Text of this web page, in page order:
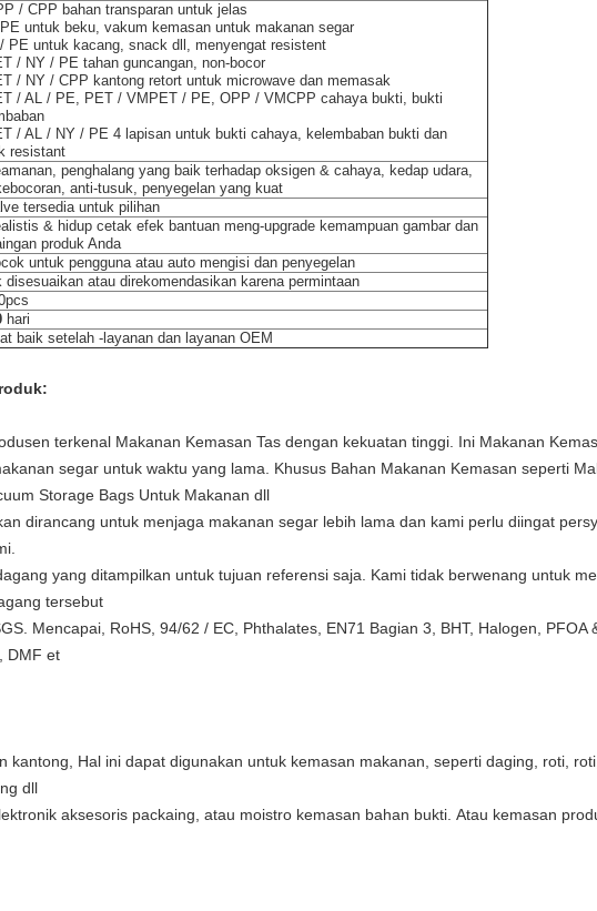
/ CPP bahan transparan untuk jelas
untuk beku, vakum kemasan untuk makanan segar
PE untuk kacang, snack dll, menyengat resistent
/ NY / PE tahan guncangan, non-bocor
/ NY / CPP kantong retort untuk microwave dan memasak
/ AL / PE, PET / VMPET / PE, OPP / VMCPP cahaya bukti, bukti
/ AL / NY / PE 4 lapisan untuk bukti cahaya, kelembaban bukti dan
resistant
penghalang yang baik terhadap oksigen & cahaya, kedap udara,
anti-tusuk, penyegelan yang kuat
tersedia untuk pilihan
& hidup cetak efek bantuan meng-upgrade kemampuan gambar dan
produk Anda
untuk pengguna atau auto mengisi dan penyegelan
disesuaikan atau direkomendasikan karena permintaan
hari
baik setelah -layanan dan layanan OEM
terkenal Makanan Kemasan Tas dengan kekuatan tinggi. Ini Makanan
segar untuk waktu yang lama.
Khusus Bahan Makanan Kemasan seperti
Storage Bags Untuk Makanan dll
dirancang untuk menjaga makanan segar lebih lama dan kami perlu diingat
yang ditampilkan untuk tujuan referensi saja.
Kami tidak berwenang untuk
tersebut
Mencapai, RoHS, 94/62 / EC, Phthalates, EN71 Bagian 3, BHT, Halogen, PFOA
DMF et
kantong, Hal ini dapat digunakan untuk kemasan makanan, seperti daging, roti,
dll
aksesoris packaing, atau moistro kemasan bahan bukti. Atau kemasan